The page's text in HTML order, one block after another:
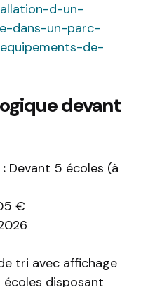
d-un-
dans-un-parc-
de-
devant
Devant 5 écoles (à
€
tri avec affichage
disposant